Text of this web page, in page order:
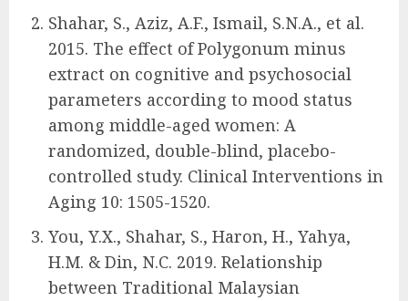
Shahar, S., Aziz, A.F., Ismail, S.N.A., et al.
2015. The effect of Polygonum minus
extract on cognitive and psychosocial
parameters according to mood status
among middle-aged women: A
randomized, double-blind, placebo-
controlled study. Clinical Interventions in
Aging 10: 1505-1520.
You, Y.X., Shahar, S., Haron, H., Yahya,
H.M. & Din, N.C. 2019. Relationship
between Traditional Malaysian